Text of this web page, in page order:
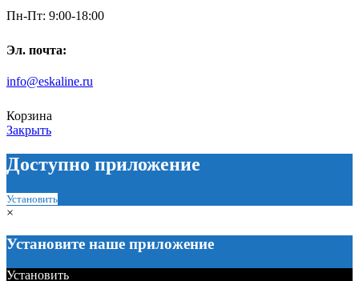
Пн-Пт: 9:00-18:00
Эл. почта:
info@eskaline.ru
Корзина
Закрыть
Доступно приложение
Установить
×
Установите наше приложение
Установить